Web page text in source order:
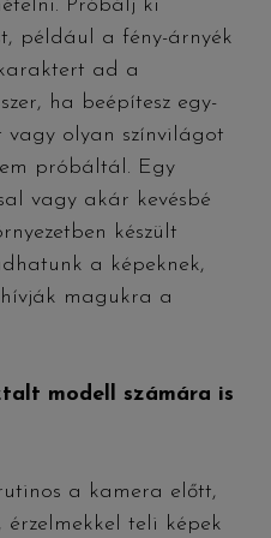
Próbálj ki
például a fény-árnyék
ad a
ha beépítesz egy-
vagy olyan színvilágot
próbáltál. Egy
vagy akár kevésbé
készült
a képeknek,
magukra a
modell számára is
a kamera előtt,
érzelmekkel teli képek